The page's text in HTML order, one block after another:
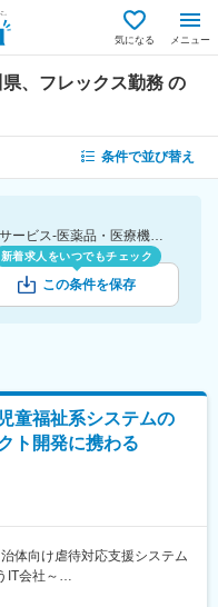
気になる メニュー
、フレックス勤務 の
条件で並び替え
[勤務地]神奈川県 [業種]介護・福祉関連サービス-医薬品・医療機器・ライフサイエンス・医療系サービス [詳細条件](休日・働き方)フレックス勤務
新着求人をいつでもチェック
この条件を保存
童福祉系システムの
ト開発に携わる
体向け虐待対応支援システム
IT会社～